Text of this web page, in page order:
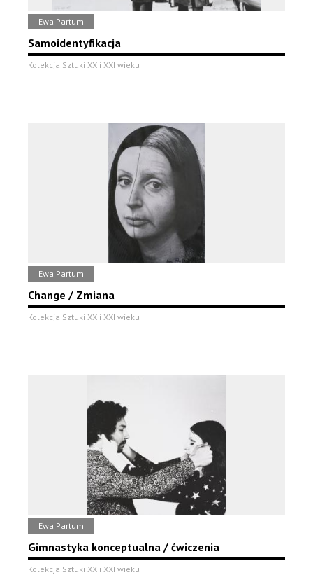
Ewa Partum
Samoidentyfikacja
Kolekcja Sztuki XX i XXI wieku
Ewa Partum
Change / Zmiana
Kolekcja Sztuki XX i XXI wieku
Ewa Partum
Gimnastyka konceptualna / ćwiczenia
Kolekcja Sztuki XX i XXI wieku